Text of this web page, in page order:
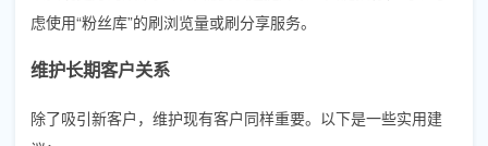
虑使用“粉丝库”的刷浏览量或刷分享服务。
维护长期客户关系
除了吸引新客户，维护现有客户同样重要。以下是一些实用建